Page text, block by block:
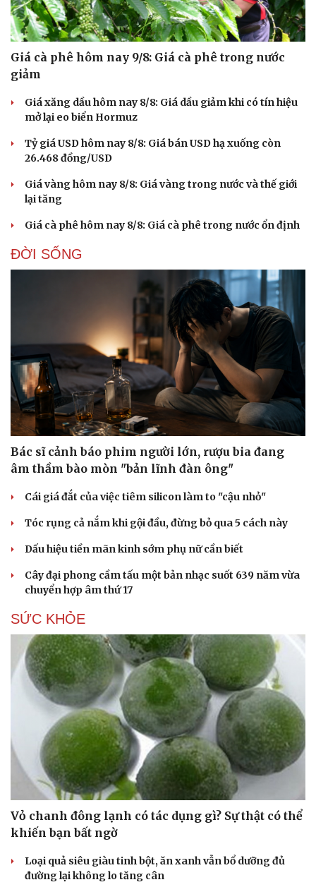
Tư vấn
Săn Tour
check-in
Câu chuyện thời sự
Hạt giống tâm hồn
Giá cà phê hôm nay 9/8: Giá cà phê trong nước
giảm
Giá xăng dầu hôm nay 8/8: Giá dầu giảm khi có tín hiệu
mở lại eo biển Hormuz
Tỷ giá USD hôm nay 8/8: Giá bán USD hạ xuống còn
26.468 đồng/USD
Giá vàng hôm nay 8/8: Giá vàng trong nước và thế giới
lại tăng
Giá cà phê hôm nay 8/8: Giá cà phê trong nước ổn định
ĐỜI SỐNG
Bác sĩ cảnh báo phim người lớn, rượu bia đang
âm thầm bào mòn "bản lĩnh đàn ông"
Cái giá đắt của việc tiêm silicon làm to "cậu nhỏ"
Tóc rụng cả nắm khi gội đầu, đừng bỏ qua 5 cách này
Dấu hiệu tiền mãn kinh sớm phụ nữ cần biết
Cây đại phong cầm tấu một bản nhạc suốt 639 năm vừa
chuyển hợp âm thứ 17
SỨC KHỎE
Vỏ chanh đông lạnh có tác dụng gì? Sự thật có thể
khiến bạn bất ngờ
Loại quả siêu giàu tinh bột, ăn xanh vẫn bổ dưỡng đủ
đường lại không lo tăng cân